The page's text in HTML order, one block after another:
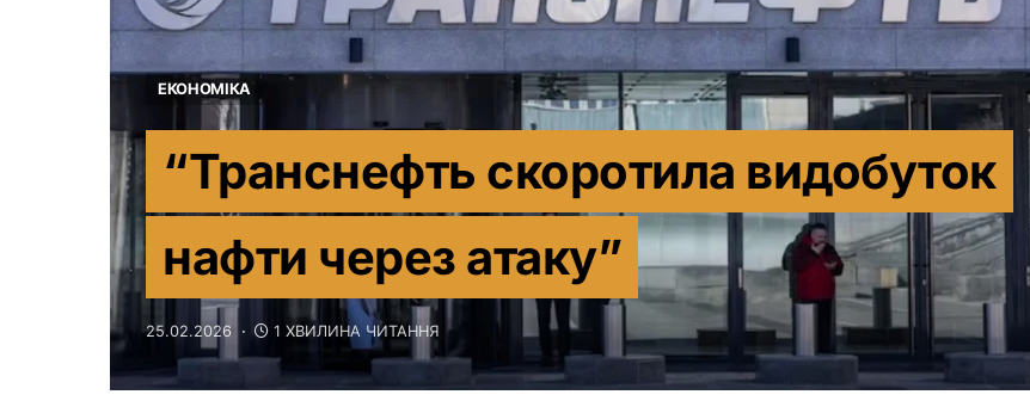
ЕКОНОМІКА
“Транснефть скоротила видобуток
нафти через атаку”
25.02.2026 1 ХВИЛИНА ЧИТАННЯ